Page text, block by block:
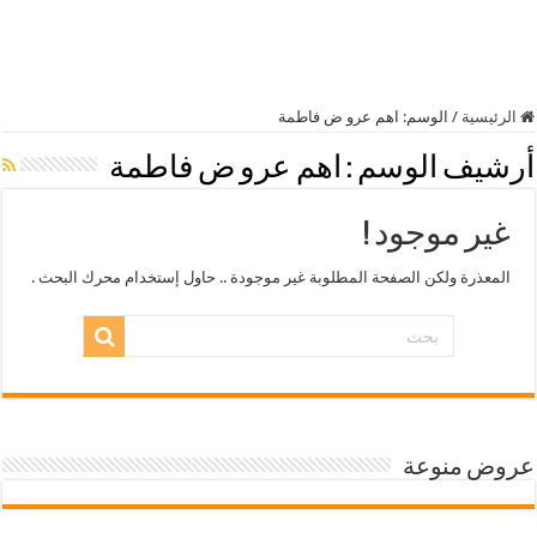
الرئيسية / الوسم: اهم عرو ض فاطمة
أرشيف الوسم : اهم عرو ض فاطمة
غير موجود !
المعذرة ولكن الصفحة المطلوبة غير موجودة .. حاول إستخدام محرك البحث .
عروض منوعة